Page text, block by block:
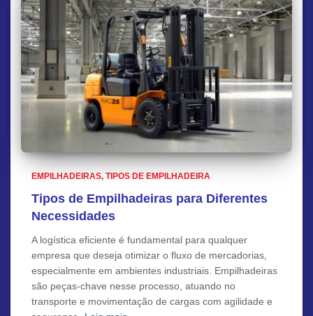
EMPILHADEIRAS TIPOS DE EMPILHADEIRA
Tipos de Empilhadeiras para Diferentes
Necessidades
A logística eficiente é fundamental para qualquer
empresa que deseja otimizar o fluxo de mercadorias,
especialmente em ambientes industriais. Empilhadeiras
são peças-chave nesse processo, atuando no
transporte e movimentação de cargas com agilidade e